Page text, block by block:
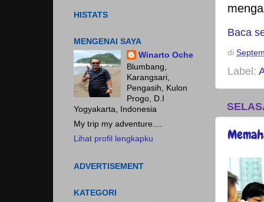
Baca
di
Label:
PROSES.. Jangan Hanya
HISTATS
MENGENAI SAYA
Winarto Oche
Blumbang,
Karangsari,
Pengasih, Kulon
Progo, D.I
Yogyakarta, Indonesia
My trip my adventure....
Lihat profil lengkapku
ADVERTISEMENT
KATEGORI